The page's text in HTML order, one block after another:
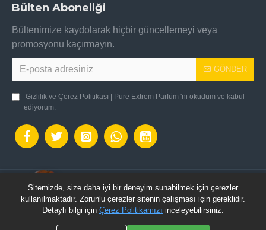
Bülten Aboneliği
Bültenimize kaydolarak hiçbir güncellemeyi veya
promosyonu kaçırmayın.
GÖNDER
Gizlilik ve Çerez Politikası | Pure Extrem Parfüm 'ni okudum ve kabul
ediyorum.
OpenCart Altyapısı ile hazılanmıştır.: Pure Extrem
Parfüm © 2024 - Tüm Hakları Saklıdır.
Sitemizde, size daha iyi bir deneyim sunabilmek için çerezler
kullanılmaktadır. Zorunlu çerezler sitenin çalışması için gereklidir.
Detaylı bilgi için Çerez Politikamızı inceleyebilirsiniz.